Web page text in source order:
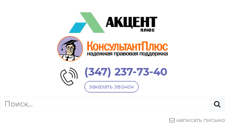
(347) 237-73-40
заказать звонок
написать письмо